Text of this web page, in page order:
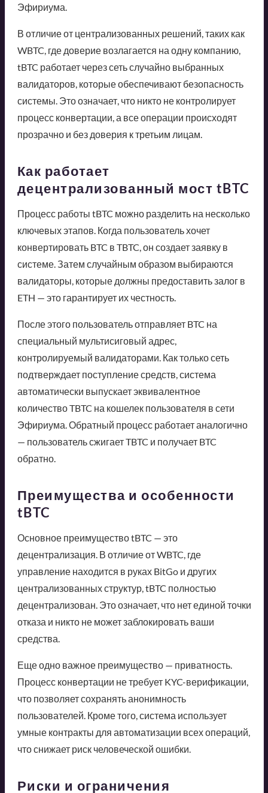
Эфириума.
В отличие от централизованных решений, таких как
WBTC, где доверие возлагается на одну компанию,
tBTC работает через сеть случайно выбранных
валидаторов, которые обеспечивают безопасность
системы. Это означает, что никто не контролирует
процесс конвертации, а все операции происходят
прозрачно и без доверия к третьим лицам.
Как работает
децентрализованный мост tBTC
Процесс работы tBTC можно разделить на несколько
ключевых этапов. Когда пользователь хочет
конвертировать BTC в TBTC, он создает заявку в
системе. Затем случайным образом выбираются
валидаторы, которые должны предоставить залог в
ETH — это гарантирует их честность.
После этого пользователь отправляет BTC на
специальный мультисиговый адрес,
контролируемый валидаторами. Как только сеть
подтверждает поступление средств, система
автоматически выпускает эквивалентное
количество TBTC на кошелек пользователя в сети
Эфириума. Обратный процесс работает аналогично
— пользователь сжигает TBTC и получает BTC
обратно.
Преимущества и особенности
tBTC
Основное преимущество tBTC — это
децентрализация. В отличие от WBTC, где
управление находится в руках BitGo и других
централизованных структур, tBTC полностью
децентрализован. Это означает, что нет единой точки
отказа и никто не может заблокировать ваши
средства.
Еще одно важное преимущество — приватность.
Процесс конвертации не требует KYC-верификации,
что позволяет сохранять анонимность
пользователей. Кроме того, система использует
умные контракты для автоматизации всех операций,
что снижает риск человеческой ошибки.
Риски и ограничения